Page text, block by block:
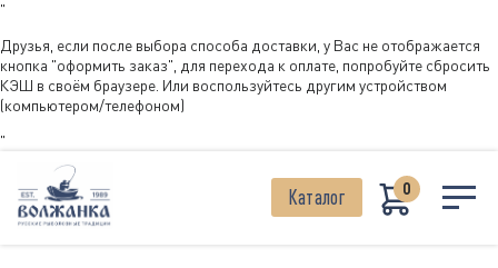
"
Друзья, если после выбора способа доставки, у Вас не отображается
кнопка "оформить заказ", для перехода к оплате, попробуйте сбросить
КЭШ в своём браузере. Или воспользуйтесь другим устройством
(компьютером/телефоном)
"
Каталог 0